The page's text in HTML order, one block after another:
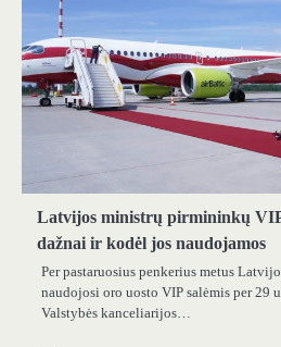
Latvijos ministrų pirmininkų
dažnai ir kodėl jos naudojamos
Per pastaruosius penkerius metus
naudojosi oro uosto VIP salėmis per 29
Valstybės kanceliarijos…